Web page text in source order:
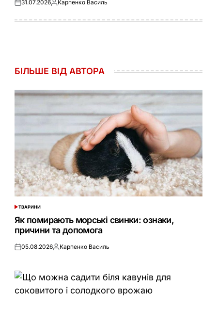
Оприлюднено
31.07.2026Опубліковано
Карпенко Василь
БІЛЬШЕ ВІД АВТОРА
ОПУБЛІКУВАТИ
ТВАРИНИ
Як помирають морські свинки: ознаки,
причини та допомога
Оприлюднено
05.08.2026Опубліковано
Карпенко Василь